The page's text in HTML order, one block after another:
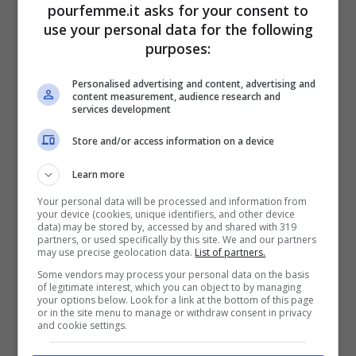
Tre abitudini da dimenticare per non rischiare la multa
(Pourfemme.it)
La seconda abitudine punita dal Codice
della Strada èlasciare il finestrino aperto
durante una sosta . Questo perché il
finestrino abbassato anche soli pochi
pourfemme.it asks for your consent to
use your personal data for the following
purposes:
Personalised advertising and content, advertising and
content measurement, audience research and
services development
Store and/or access information on a device
Learn more
Your personal data will be processed and information from
your device (cookies, unique identifiers, and other device
data) may be stored by, accessed by and shared with 319
partners, or used specifically by this site. We and our partners
may use precise geolocation data. List of partners.
Some vendors may process your personal data on the basis
of legitimate interest, which you can object to by managing
your options below. Look for a link at the bottom of this page
or in the site menu to manage or withdraw consent in privacy
and cookie settings.